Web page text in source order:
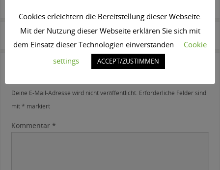
bildschön beilngries bildschön beilngries
Schreibe einen Kommentar
Deine E-Mail-Adresse wird nicht veröffentlicht. Erforderliche Felder sind
mit* markiert
Kommentar *
Cookies erleichtern die Bereitstellung dieser Webseite.
Mit der Nutzung dieser Webseite erklären Sie sich mit
dem Einsatz dieser Technologien einverstanden
Cookie
settings
ACCEPT/ZUSTIMMEN